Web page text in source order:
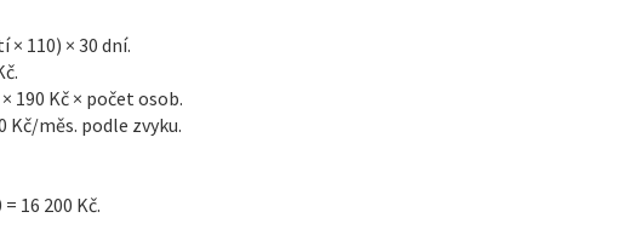
110) × 30 dní.
190 Kč × počet osob.
Kč/měs. podle zvyku.
16 200 Kč.